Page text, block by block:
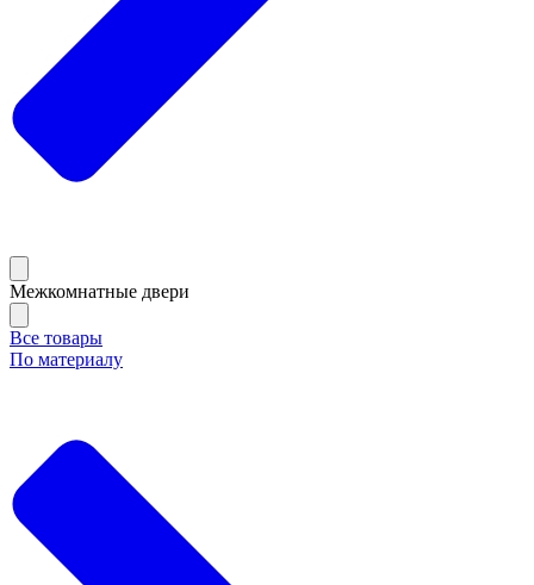
Межкомнатные двери
Все товары
По материалу